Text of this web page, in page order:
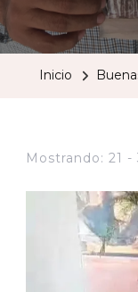
Inicio
Mostrando: 21 -